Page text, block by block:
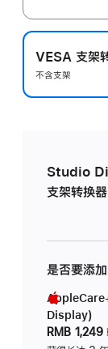
VESA 支架
不含支架
Studio
支架转换器
是否要添
Display)
RMB 1,249